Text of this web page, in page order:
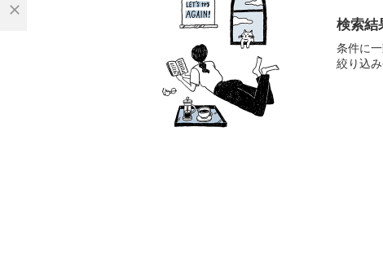
close
検索結
条件に
絞り込